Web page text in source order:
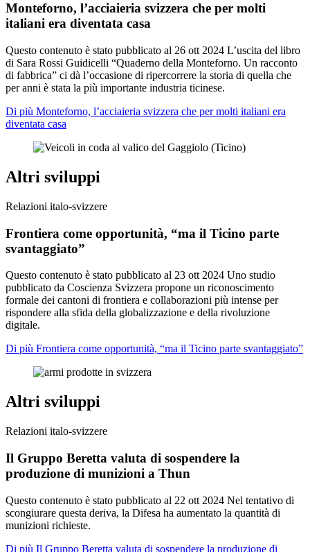
Monteforno, l’acciaieria svizzera che per molti
italiani era diventata casa
Questo contenuto è stato pubblicato al 26 ott 2024 L’uscita del libro
di Sara Rossi Guidicelli “Quaderno della Monteforno. Un racconto
di fabbrica” ci dà l’occasione di ripercorrere la storia di quella che
per anni è stata la più importante industria ticinese.
Di più Monteforno, l’acciaieria svizzera che per molti italiani era
diventata casa
Altri sviluppi
Relazioni italo-svizzere
Frontiera come opportunità, “ma il Ticino parte
svantaggiato”
Questo contenuto è stato pubblicato al 23 ott 2024 Uno studio
pubblicato da Coscienza Svizzera propone un riconoscimento
formale dei cantoni di frontiera e collaborazioni più intense per
rispondere alla sfida della globalizzazione e della rivoluzione
digitale.
Di più Frontiera come opportunità, “ma il Ticino parte svantaggiato”
Altri sviluppi
Relazioni italo-svizzere
Il Gruppo Beretta valuta di sospendere la
produzione di munizioni a Thun
Questo contenuto è stato pubblicato al 22 ott 2024 Nel tentativo di
scongiurare questa deriva, la Difesa ha aumentato la quantità di
munizioni richieste.
Di più Il Gruppo Beretta valuta di sospendere la produzione di